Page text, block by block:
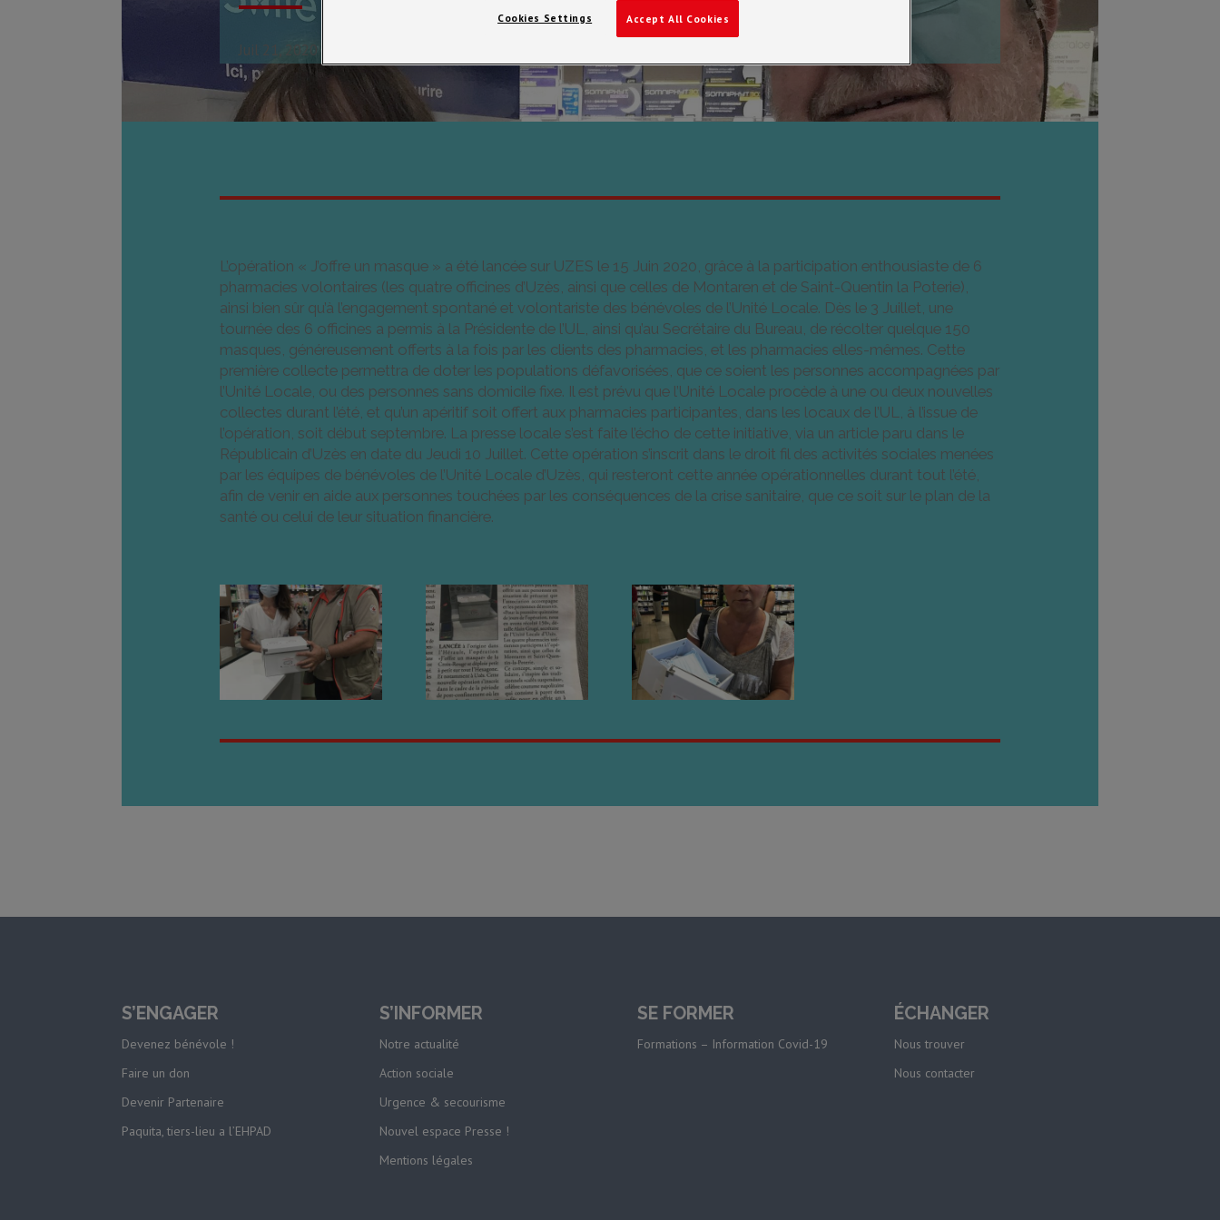
Juil 21, 2020
L’opération « J’offre un masque » a été lancée sur UZES le 15 Juin 2020, grâce à la participation enthousiaste de 6
pharmacies volontaires (les quatre officines d’Uzès, ainsi que celles de Montaren et de Saint-Quentin la Poterie),
ainsi bien sûr qu’à l’engagement spontané et volontariste des bénévoles de l’Unité Locale. Dès le 3 Juillet, une
tournée des 6 officines a permis à la Présidente de l’UL, ainsi qu’au Secrétaire du Bureau, de récolter quelque 150
masques, généreusement offerts à la fois par les clients des pharmacies, et les pharmacies elles-mêmes. Cette
première collecte permettra de doter les populations défavorisées, que ce soient les personnes accompagnées par
l’Unité Locale, ou des personnes sans domicile fixe. Il est prévu que l’Unité Locale procède à une ou deux nouvelles
collectes durant l’été, et qu’un apéritif soit offert aux pharmacies participantes, dans les locaux de l’UL, à l’issue de
l’opération, soit début septembre. La presse locale s’est faite l’écho de cette initiative, via un article paru dans le
Républicain d’Uzès en date du Jeudi 10 Juillet. Cette opération s’inscrit dans le droit fil des activités sociales menées
par les équipes de bénévoles de l’Unité Locale d’Uzès, qui resteront cette année opérationnelles durant tout l’été,
afin de venir en aide aux personnes touchées par les conséquences de la crise sanitaire, que ce soit sur le plan de la
santé ou celui de leur situation financière.
S’ENGAGER
Devenez bénévole !
Faire un don
Devenir Partenaire
Paquita, tiers-lieu a l’EHPAD
S’INFORMER
Notre actualité
Action sociale
Urgence & secourisme
Nouvel espace Presse !
Mentions légales
SE FORMER
Formations – Information Covid-19
ÉCHANGER
Nous trouver
Nous contacter
Accept All Cookies
Cookies Settings